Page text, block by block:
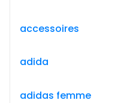
accessoires
adida
adidas femme